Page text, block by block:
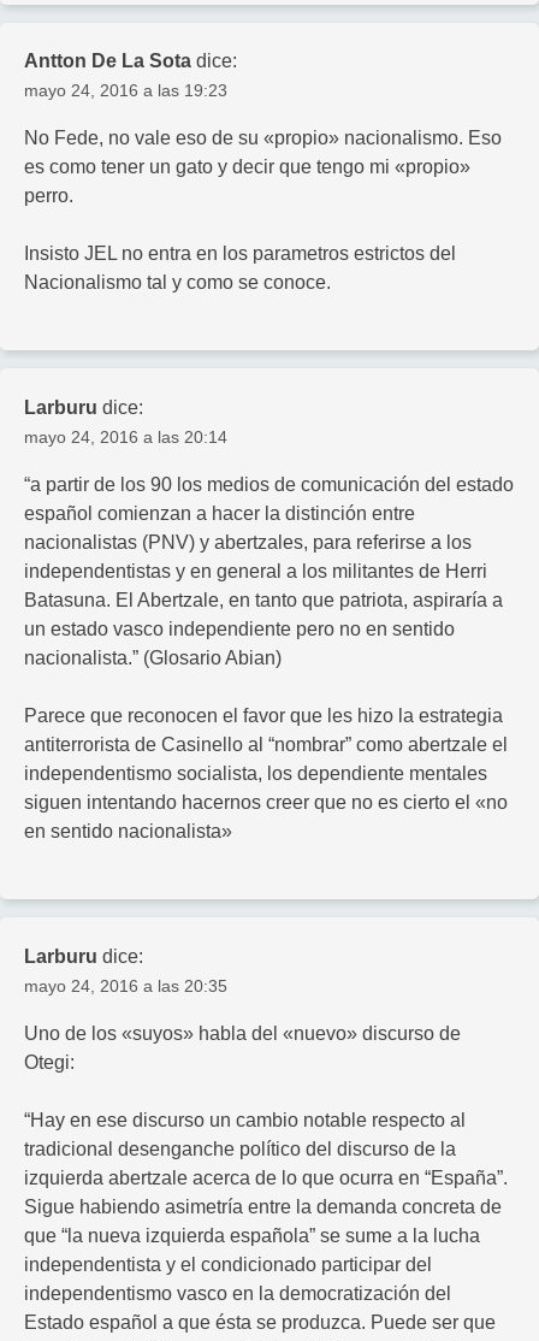
Antton De La Sota dice:
mayo 24, 2016 a las 19:23
No Fede, no vale eso de su «propio» nacionalismo. Eso
es como tener un gato y decir que tengo mi «propio»
perro.
Insisto JEL no entra en los parametros estrictos del
Nacionalismo tal y como se conoce.
Larburu dice:
mayo 24, 2016 a las 20:14
“a partir de los 90 los medios de comunicación del estado
español comienzan a hacer la distinción entre
nacionalistas (PNV) y abertzales, para referirse a los
independentistas y en general a los militantes de Herri
Batasuna. El Abertzale, en tanto que patriota, aspiraría a
un estado vasco independiente pero no en sentido
nacionalista.” (Glosario Abian)
Parece que reconocen el favor que les hizo la estrategia
antiterrorista de Casinello al “nombrar” como abertzale el
independentismo socialista, los dependiente mentales
siguen intentando hacernos creer que no es cierto el «no
en sentido nacionalista»
Larburu dice:
mayo 24, 2016 a las 20:35
Uno de los «suyos» habla del «nuevo» discurso de
Otegi:
“Hay en ese discurso un cambio notable respecto al
tradicional desenganche político del discurso de la
izquierda abertzale acerca de lo que ocurra en “España”.
Sigue habiendo asimetría entre la demanda concreta de
que “la nueva izquierda española” se sume a la lucha
independentista y el condicionado participar del
independentismo vasco en la democratización del
Estado español a que ésta se produzca. Puede ser que